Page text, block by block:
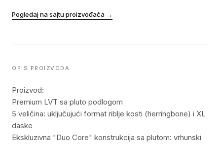
Pogledaj na sajtu proizvođača →
OPIS PROIZVODA
Proizvod:
Premium LVT sa pluto podlogom
5 veličina: uključujući format riblje kosti (herringbone) i XL
daske
Ekskluzivna "Duo Core" konstrukcija sa plutom: vrhunski